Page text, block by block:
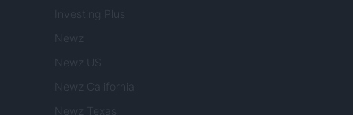
Investing Plus
Newz
Newz US
Newz California
Newz Texas